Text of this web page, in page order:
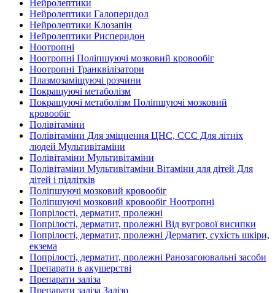
Нейролептики
Нейролептики Галоперидол
Нейролептики Клозапін
Нейролептики Рисперидон
Ноотропні
Ноотропні Поліпшуючі мозковий кровообіг
Ноотропні Транквілізатори
Плазмозаміщуючі розчини
Покращуючі метаболізм
Покращуючі метаболізм Поліпшуючі мозковий
кровообіг
Полівітаміни
Полівітаміни Для зміцнення ЦНС, ССС Для літніх
людей Мультивітаміни
Полівітаміни Мультивітаміни
Полівітаміни Мультивітаміни Вітаміни для дітей Для
дітей і підлітків
Поліпшуючі мозковий кровообіг
Поліпшуючі мозковий кровообіг Ноотропні
Попрілості, дерматит, пролежні
Попрілості, дерматит, пролежні Від вугрової висипки
Попрілості, дерматит, пролежні Дерматит, сухість шкіри,
екзема
Попрілості, дерматит, пролежні Ранозагоювальні засоби
Препарати в акушерстві
Препарати заліза
Препарати заліза Залізо